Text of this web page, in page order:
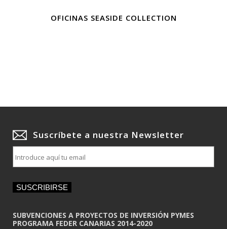
OFICINAS SEASIDE COLLECTION
Suscríbete a nuestra Newsletter
m
a
i
SUSCRIBIRSE
SUBVENCIONES A PROYECTOS DE INVERSIÓN PYMES
PROGRAMA FEDER CANARIAS 2014-2020